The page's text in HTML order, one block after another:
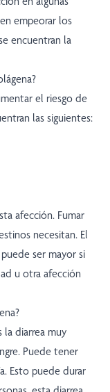
empeorar los
encuentran la
el riesgo de
las siguientes:
afección. Fumar
necesitan. El
ser mayor si
u otra afección
la diarrea muy
Puede tener
Esto puede durar